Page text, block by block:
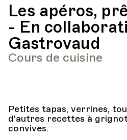
Les apéros,
- En
Gastrovaud
Cours de cuisine
Petites tapas, verrines,
d'autres recettes à
convives.